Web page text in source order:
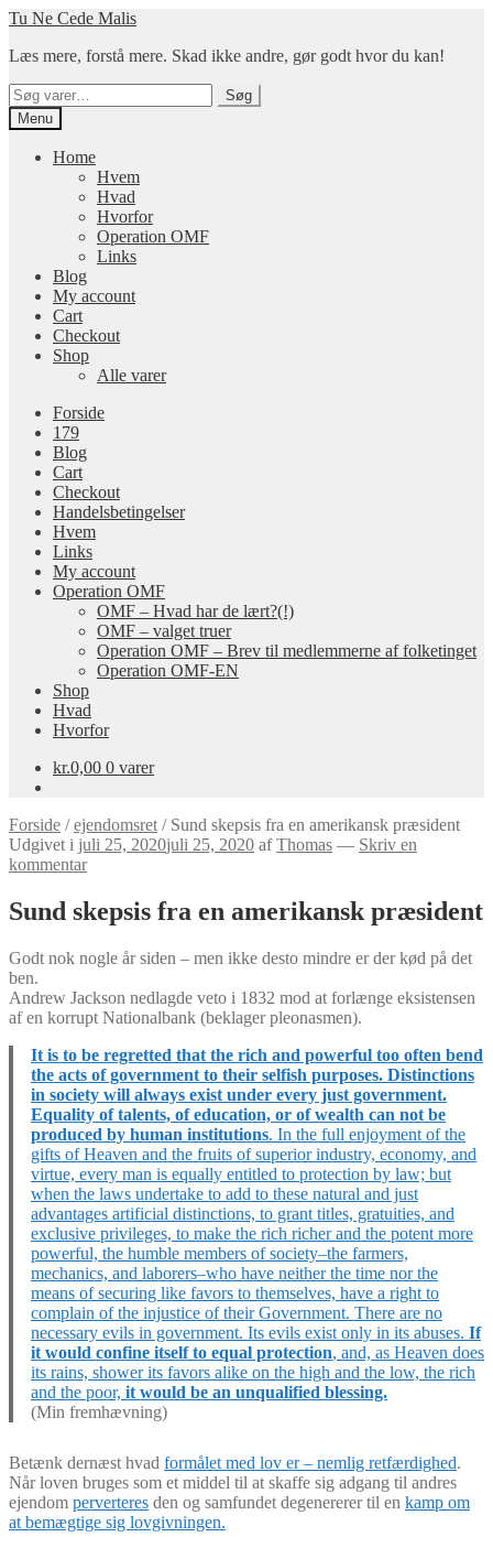
Spring
navigation
Spring
indhold
Tu Ne Cede Malis
Læs mere, forstå mere. Skad ikke andre, gør godt hvor du kan!
Søg
efter:
Søg
Menu
Home
Hvem
Hvad
Hvorfor
Operation OMF
Links
Blog
My account
Cart
Checkout
Shop
Alle varer
Forside
179
Blog
Cart
Checkout
Handelsbetingelser
Hvem
Links
My account
Operation OMF
OMF – Hvad har de lært?(!)
OMF – valget truer
Operation OMF – Brev til medlemmerne af folketinget
Operation OMF-EN
Shop
Hvad
Hvorfor
kr.0,00 0 varer
Forside /ejendomsret / Sund skepsis fra en amerikansk præsident
Udgivet i juli 25, 2020juli 25, 2020 afThomas — Skriv en
kommentar
Sund skepsis fra en amerikansk præsident
Godt nok nogle år siden – men ikke desto mindre er der kød på det
ben.
Andrew Jackson nedlagde veto i 1832 mod at forlænge eksistensen
af en korrupt Nationalbank (beklager pleonasmen).
It is to be regretted that the rich and powerful too often bend
the acts of government to their selfish purposes. Distinctions
in society will always exist under every just government.
Equality of talents, of education, or of wealth can not be
produced by human institutions. In the full enjoyment of the
gifts of Heaven and the fruits of superior industry, economy, and
virtue, every man is equally entitled to protection by law; but
when the laws undertake to add to these natural and just
advantages artificial distinctions, to grant titles, gratuities, and
exclusive privileges, to make the rich richer and the potent more
powerful, the humble members of society–the farmers,
mechanics, and laborers–who have neither the time nor the
means of securing like favors to themselves, have a right to
complain of the injustice of their Government. There are no
necessary evils in government. Its evils exist only in its abuses. If
it would confine itself to equal protection, and, as Heaven does
its rains, shower its favors alike on the high and the low, the rich
and the poor, it would be an unqualified blessing.
(Min fremhævning)
Betænk dernæst hvad formålet med lov er – nemlig retfærdighed.
Når loven bruges som et middel til at skaffe sig adgang til andres
ejendom perverteres den og samfundet degenererer til en kamp om
at bemægtige sig lovgivningen.